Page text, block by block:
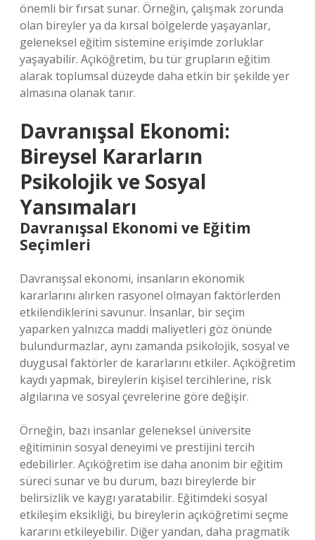
önemli bir fırsat sunar. Örneğin, çalışmak zorunda
olan bireyler ya da kırsal bölgelerde yaşayanlar,
geleneksel eğitim sistemine erişimde zorluklar
yaşayabilir. Açıköğretim, bu tür grupların eğitim
alarak toplumsal düzeyde daha etkin bir şekilde yer
almasına olanak tanır.
Davranışsal Ekonomi:
Bireysel Kararların
Psikolojik ve Sosyal
Yansımaları
Davranışsal Ekonomi ve Eğitim
Seçimleri
Davranışsal ekonomi, insanların ekonomik
kararlarını alırken rasyonel olmayan faktörlerden
etkilendiklerini savunur. İnsanlar, bir seçim
yaparken yalnızca maddi maliyetleri göz önünde
bulundurmazlar, aynı zamanda psikolojik, sosyal ve
duygusal faktörler de kararlarını etkiler. Açıköğretim
kaydı yapmak, bireylerin kişisel tercihlerine, risk
algılarına ve sosyal çevrelerine göre değişir.
Örneğin, bazı insanlar geleneksel üniversite
eğitiminin sosyal deneyimi ve prestijini tercih
edebilirler. Açıköğretim ise daha anonim bir eğitim
süreci sunar ve bu durum, bazı bireylerde bir
belirsizlik ve kaygı yaratabilir. Eğitimdeki sosyal
etkileşim eksikliği, bu bireylerin açıköğretimi seçme
kararını etkileyebilir. Diğer yandan, daha pragmatik